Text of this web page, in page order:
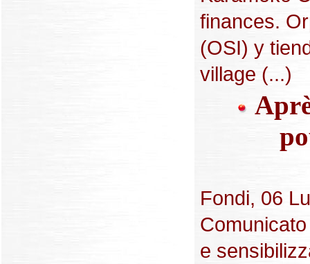
finances.
(OSI) y
village (...)
Fondi, 06
e